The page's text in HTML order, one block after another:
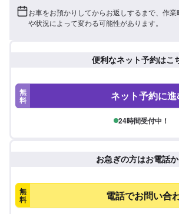
お車をお預かりしてからお返しするまで、作
や状況によって変わる可能性があります。
便利なネット予約はこ
無
料 ネット予約に進
24時間受付中！
お急ぎの方はお電話
無
料 電話でお問い合